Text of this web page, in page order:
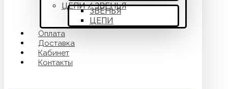
ЦЕПИ / ЗВЕНЬЯ
ЗВЕНЬЯ
ЦЕПИ
Оплата
Доставка
Кабинет
Контакты